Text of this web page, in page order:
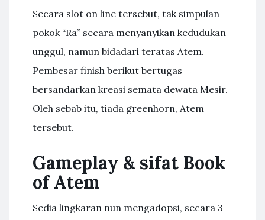
Secara slot on line tersebut, tak simpulan
pokok “Ra” secara menyanyikan kedudukan
unggul, namun bidadari teratas Atem.
Pembesar finish berikut bertugas
bersandarkan kreasi semata dewata Mesir.
Oleh sebab itu, tiada greenhorn, Atem
tersebut.
Gameplay & sifat Book
of Atem
Sedia lingkaran nun mengadopsi, secara 3